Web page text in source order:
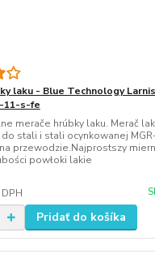
laku - Blue Technology
11-s-fe
merače hrúbky laku. Merač
do stali i stali ocynkowanej
przewodzie.Najprostszy
powłoki lakie
Pridať do košíka